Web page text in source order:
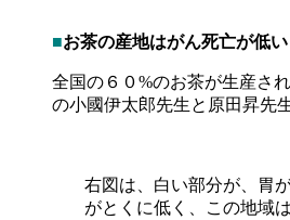
■お茶の産地はがん死亡が低い
全国の６０%のお茶が生産さ
の小國伊太郎先生と原田昇先
右図は、白い部分が、胃
がとくに低く、この地域